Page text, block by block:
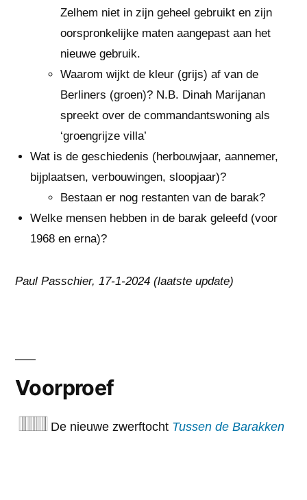
Zelhem niet in zijn geheel gebruikt en zijn
oorspronkelijke maten aangepast aan het
nieuwe gebruik.
Waarom wijkt de kleur (grijs) af van de
Berliners (groen)? N.B. Dinah Marijanan
spreekt over de commandantswoning als
‘groengrijze villa’
Wat is de geschiedenis (herbouwjaar, aannemer,
bijplaatsen, verbouwingen, sloopjaar)?
Bestaan er nog restanten van de barak?
Welke mensen hebben in de barak geleefd (voor
1968 en erna)?
Paul Passchier, 17-1-2024 (laatste update)
Voorproef
De nieuwe zwerftocht Tussen de Barakken